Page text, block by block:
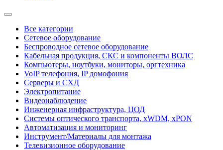
Все категории
Сетевое оборудование
Беспроводное сетевое оборудование
Кабельная продукция, СКС и компоненты ВОЛС
Компьютеры, ноутбуки, мониторы, оргтехника
VoIP телефония, IP домофония
Серверы и СХД
Электропитание
Видеонаблюдение
Инженерная инфраструктура, ЦОД
Системы оптического транспорта, xWDM, xPON
Автоматизация и мониторинг
Инструмент/Материалы для монтажа
Телевизионное оборудование